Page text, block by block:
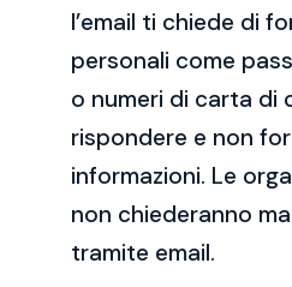
l’email ti chiede di
personali come
o numeri di carta di
rispondere e non
informazioni. Le
non chiederanno
tramite email.